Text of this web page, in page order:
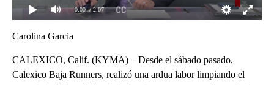
0:00 / 2:07
Carolina Garcia
CALEXICO, Calif. (KYMA) – Desde el sábado pasado,
Calexico Baja Runners, realizó una ardua labor limpiando el